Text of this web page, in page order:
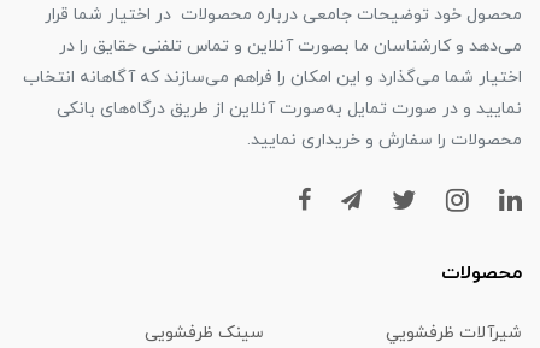
محصول خود توضیحات جامعی درباره محصولات در اختیار شما قرار
می‌دهد و کارشناسان ما بصورت آنلاین و تماس تلفنی حقایق را در
اختیار شما می‌گذارد و این امکان را فراهم می‌سازند که آگاهانه انتخاب
نمایید و در صورت تمایل به‌صورت آنلاین از طریق درگاه‌های بانکی
محصولات را سفارش و خریداری نمایید.
محصولات
شیرآلات ظرفشويي سینک ظرفشویی